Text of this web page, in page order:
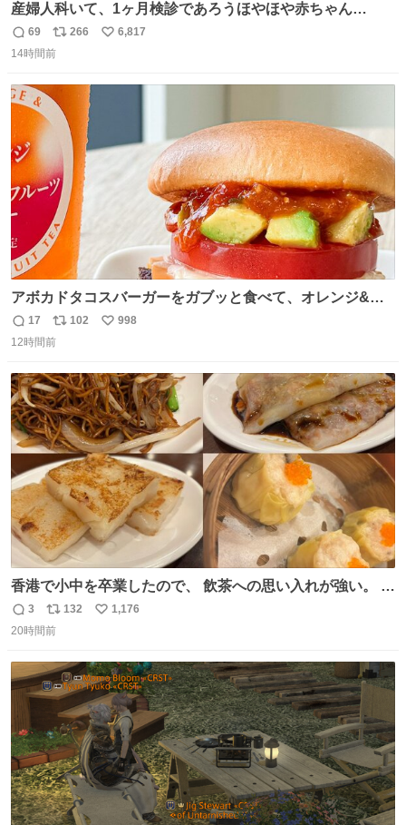
産婦人科いて、1ヶ月検診であろうほやほや赤ちゃん👩‍🍼
と推定2,3歳の女の子👧🏻をワンオペで連れてるママがいる
のだけども 女の子ずっとママの側から離れない…⁉️ 手を繋
たいにﾄﾃﾄﾃついてってるし逃走しないし脱走しないし逃げ
ないし走ら文字数
返
信
69
リ
ポ
ト
数
266
い
6,817
14時間前
アボカドタコスバーガーをガブッと食べて、オレンジ&パ
ッションフルーツティーをグビッと飲んで、またアボカド
タコスバーガーをガブッと食べて、またオレンジ＆パッシ
返
信
17
リ
ポ
ト
数
102
い
数
998
12時間前
香港で小中を卒業したので、 飲茶への思い入れが強い。 常
に現地の味を探している。 横浜中華街まで行き、店を厳選
すれば流石に出会えるけど、もっと近場で気軽に行ける店
たけど、 総合的には満足。
返
信
3
リ
ポ
ト
数
132
い
数
1,176
20時間前